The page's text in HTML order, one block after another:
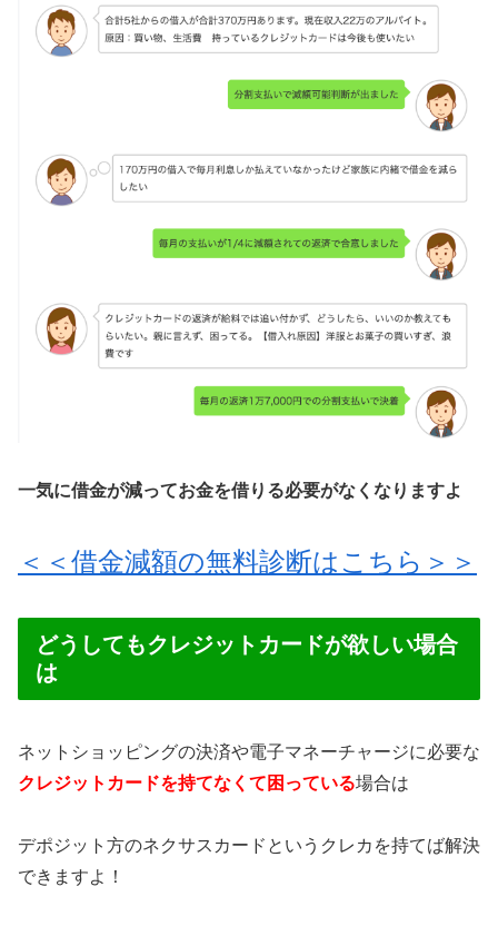
一気に借金が減ってお金を借りる必要がなくなりますよ
＜＜借金減額の無料診断はこちら＞＞
どうしてもクレジットカードが欲しい場合
は
ネットショッピングの決済や電子マネーチャージに必要な
クレジットカードを持てなくて困っている場合は
デポジット方のネクサスカードというクレカを持てば解決
できますよ！